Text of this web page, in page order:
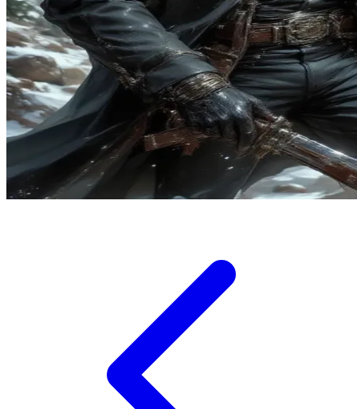
Trunki
Tutti Bambini
Twistshake
TY Toys
V
Waterland
Wellness